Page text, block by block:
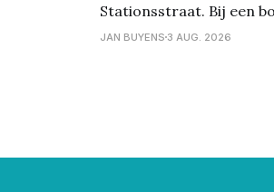
Stationsstraat. Bij een
twee voertuigen raakten
JAN BUYENS 3 AUG. 2026